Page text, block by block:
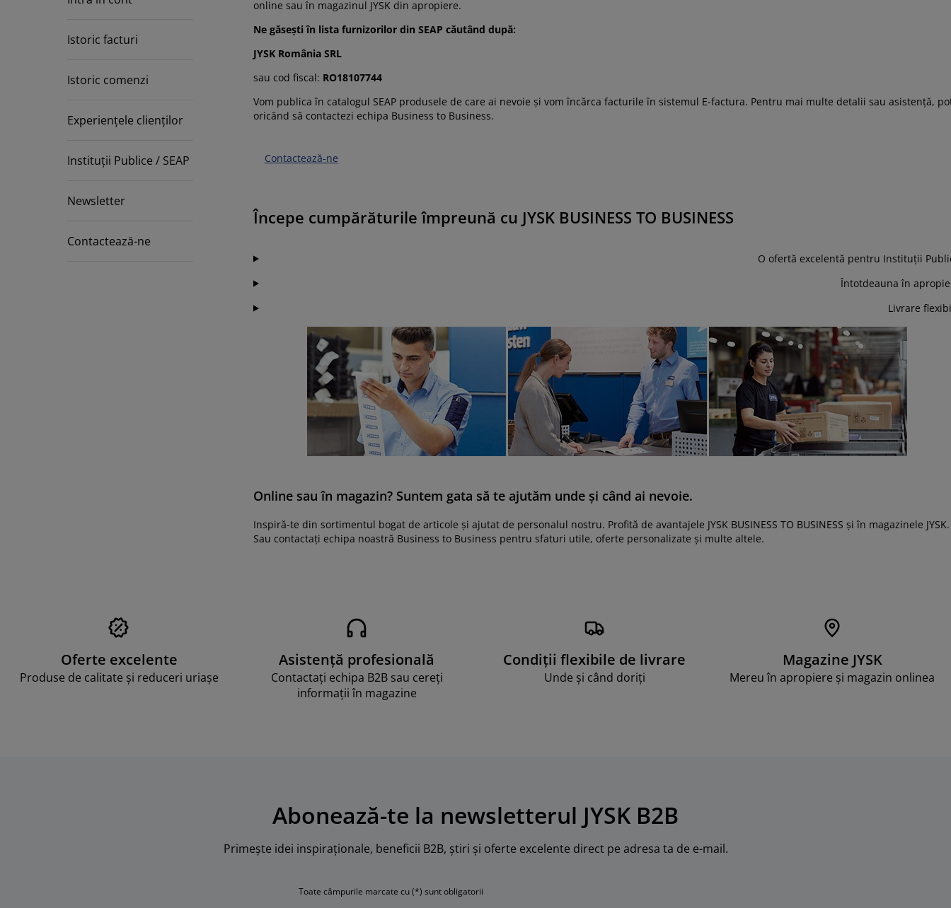
dormitor
de saltea
mobilierului
exterior
de iluminat
copiilor
Istoric facturi
Istoric comenzi
Experiențele clienților
Instituții Publice / SEAP
Newsletter
Contactează-ne
online sau în magazinul JYSK din apropiere.
Ne găsești în lista furnizorilor din SEAP căutând după:
JYSK România SRL
sau cod fiscal: RO18107744
Vom publica în catalogul SEAP produsele de care ai nevoie și vom încărca facturile în sistemul E-factura. Pentru mai multe detalii sau asistență,
oricând să contactezi echipa Business to Business.
Contactează-ne
Începe cumpărăturile împreună cu JYSK BUSINESS TO BUSINESS
O ofertă excelentă pentru Instituții
Întotdeauna în
Livrare
Online sau în magazin? Suntem gata să te ajutăm unde și când ai nevoie.
Inspiră-te din sortimentul bogat de articole și ajutat de personalul nostru. Profită de avantajele JYSK BUSINESS TO BUSINESS și în magazinele JYSK.
Sau contactați echipa noastră Business to Business pentru sfaturi utile, oferte personalizate și multe altele.
Oferte excelente
Produse de calitate și reduceri uriașe
Asistență profesională
Contactați echipa B2B sau cereți
informații în magazine
Condiții flexibile de livrare
Unde și când doriți
Magazine JYSK
Mereu în apropiere și magazin onlinea
Abonează-te la newsletterul JYSK B2B
Primește idei inspiraționale, beneficii B2B, știri și oferte excelente direct pe adresa ta de e-mail.
Toate câmpurile marcate cu (*) sunt obligatorii